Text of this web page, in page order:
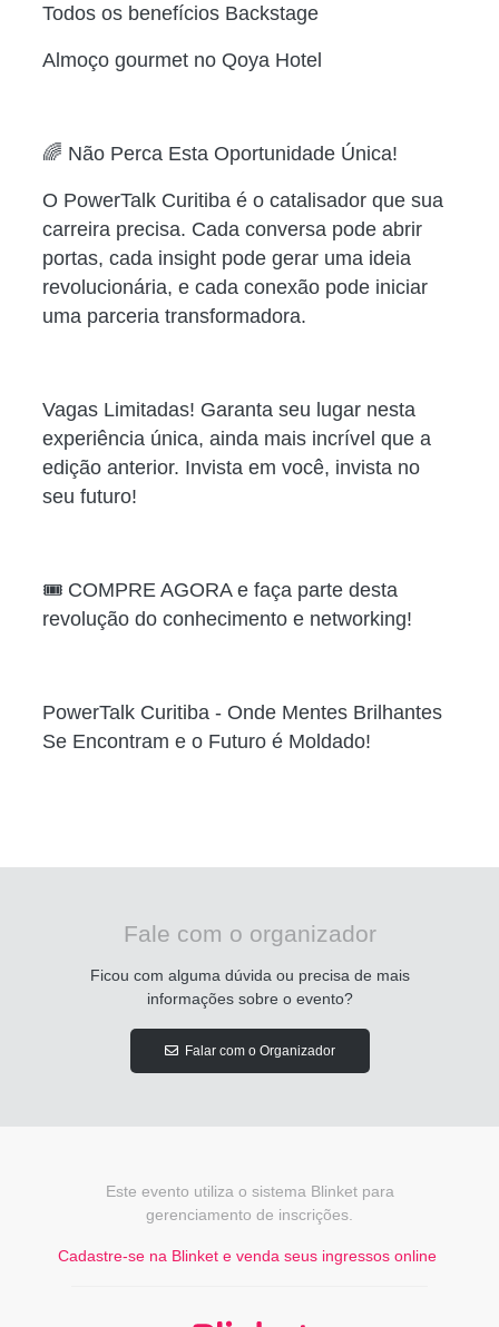
Todos os benefícios Backstage
Almoço gourmet no Qoya Hotel
🌈 Não Perca Esta Oportunidade Única!
O PowerTalk Curitiba é o catalisador que sua
carreira precisa. Cada conversa pode abrir
portas, cada insight pode gerar uma ideia
revolucionária, e cada conexão pode iniciar
uma parceria transformadora.
Vagas Limitadas! Garanta seu lugar nesta
experiência única, ainda mais incrível que a
edição anterior. Invista em você, invista no
seu futuro!
🎟️ COMPRE AGORA e faça parte desta
revolução do conhecimento e networking!
PowerTalk Curitiba - Onde Mentes Brilhantes
Se Encontram e o Futuro é Moldado!
Fale com o organizador
Ficou com alguma dúvida ou precisa de mais
informações sobre o evento?
Falar com o Organizador
Este evento utiliza o sistema Blinket para
gerenciamento de inscrições.
Cadastre-se na Blinket e venda seus ingressos online